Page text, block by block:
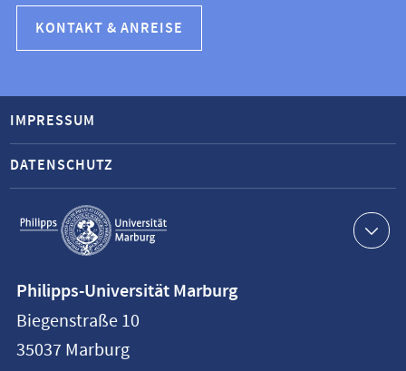
KONTAKT & ANREISE
Service-
Navigation
IMPRESSUM
DATENSCHUTZ
Philipps-
Universität
Marburg
Philipps-Universität Marburg
Biegenstraße 10
35037 Marburg